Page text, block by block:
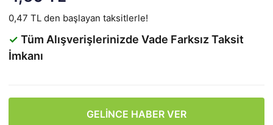
0,47 TL den başlayan taksitlerle!
✓ Tüm Alışverişlerinizde Vade Farksız Taksit
İmkanı
GELİNCE HABER VER